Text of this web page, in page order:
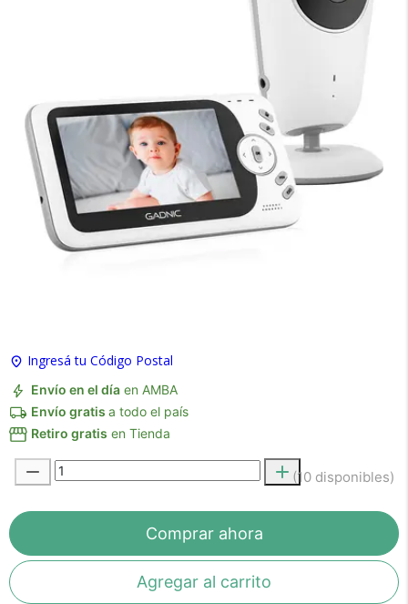
Ingresá tu Código Postal
Envío en el día en AMBA
Envío gratis a todo el país
Retiro gratis en Tienda
(10 disponibles)
Comprar ahora
Agregar al carrito
Recibí el producto que esperabas o
te devolvemos tu dinero.